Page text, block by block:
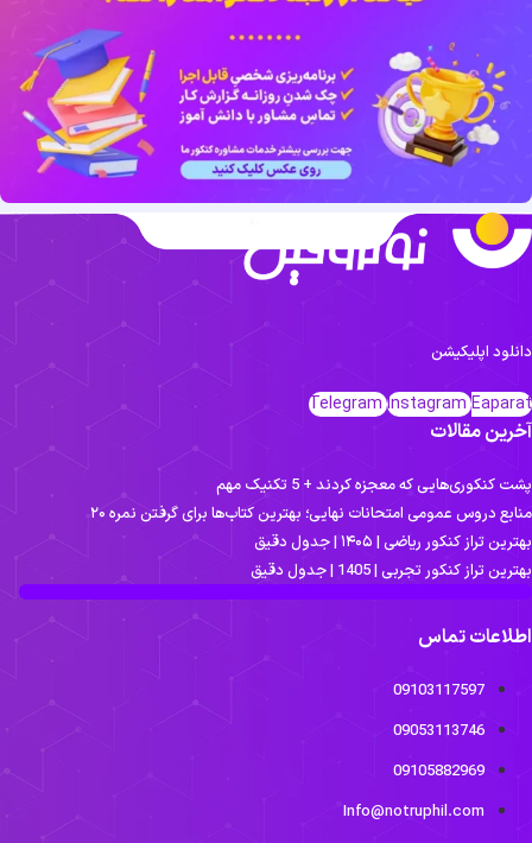
دانلود اپلیکیشن
Telegram Instagram Eaparat
آخرین مقالات
پشت کنکوری‌هایی که معجزه کردند + 5 تکنیک مهم
منابع دروس عمومی امتحانات نهایی؛ بهترین کتاب‌ها برای گرفتن نمره ۲۰
بهترین تراز کنکور ریاضی | ۱۴۰۵ | جدول دقیق
بهترین تراز کنکور تجربی | 1405 | جدول دقیق
اطلاعات تماس
09103117597
09053113746
09105882969
Info@notruphil.com